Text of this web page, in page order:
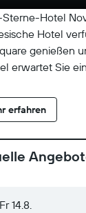
Sterne-Hotel
Hotel
genießen
erwartet Sie
erfahren
Fr 14.8.